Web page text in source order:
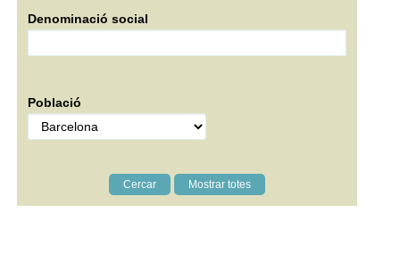
Denominació social
Població